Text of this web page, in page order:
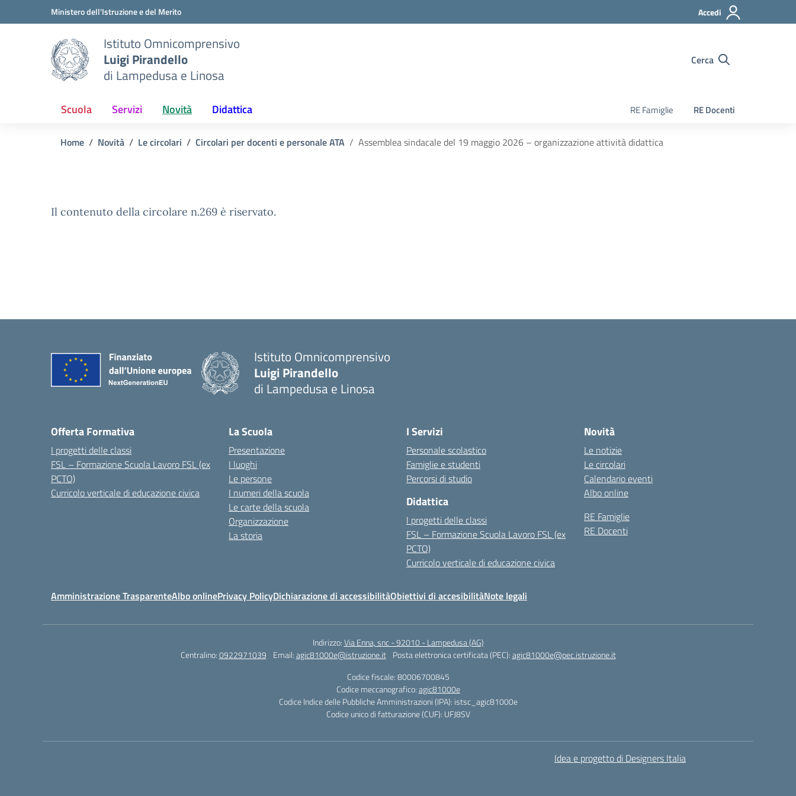
Vai ai contenuti
Vai al menu di navigazioneMinistero dell'Istruzione e del Merito Accedi
Istituto Omnicomprensivo
Luigi Pirandello
di Lampedusa e Linosa
Cerca
Scuola Servizi Novità Didattica RE Famiglie RE Docenti
Home Novità Le circolari Circolari per docenti e personale ATA Assemblea sindacale del 19 maggio 2026 – organizzazione attività didattica
Il contenuto della circolare n.269 è riservato.
Istituto Omnicomprensivo
Luigi Pirandello
di Lampedusa e Linosa
Offerta Formativa
I progetti delle classi
FSL – Formazione Scuola Lavoro FSL (ex
PCTO)
Curricolo verticale di educazione civica
La Scuola
Presentazione
I luoghi
Le persone
I numeri della scuola
Le carte della scuola
Organizzazione
La storia
I Servizi
Personale scolastico
Famiglie e studenti
Percorsi di studio
Didattica
I progetti delle classi
FSL – Formazione Scuola Lavoro FSL (ex
PCTO)
Curricolo verticale di educazione civica
Novità
Le notizie
Le circolari
Calendario eventi
Albo online
RE Famiglie
RE Docenti
Amministrazione TrasparenteAlbo onlinePrivacy PolicyDichiarazione di accessibilitàObiettivi di accesibilitàNote legali
Indirizzo:Via Enna, snc - 92010 - Lampedusa (AG)
Centralino:0922971039 Email:agic81000e@istruzione.it Posta elettronica certificata (PEC):agic81000e@pec.istruzione.it
Codice fiscale: 80006700845
Codice meccanografico:agic81000e
Codice Indice delle Pubbliche Amministrazioni (IPA): istsc_agic81000e
Codice unico di fatturazione (CUF): UFJ8SV
Idea e progetto di Designers Italia